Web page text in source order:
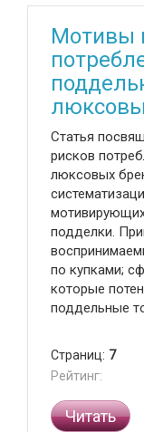
Мотивы
Статья
рисков
люксовых
подделки.
по купками;
которые
поддельные
Страниц: 7
Рейтинг:
Читать